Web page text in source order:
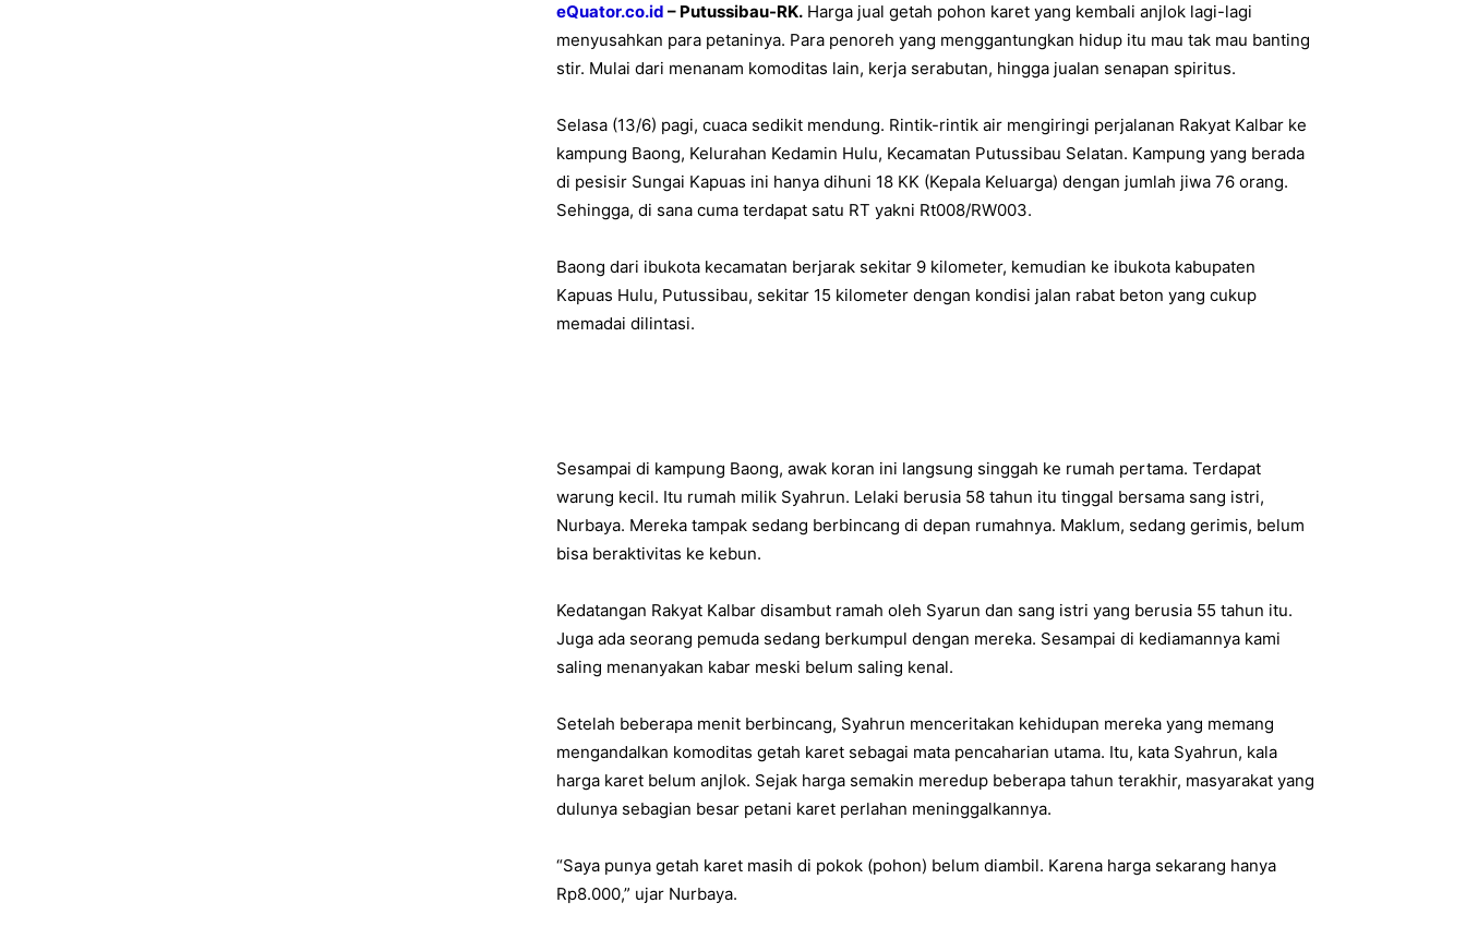
eQuator.co.id – Putussibau-RK. Harga jual getah pohon karet yang kembali anjlok lagi-lagi
menyusahkan para petaninya. Para penoreh yang menggantungkan hidup itu mau tak mau banting
stir. Mulai dari menanam komoditas lain, kerja serabutan, hingga jualan senapan spiritus.
Selasa (13/6) pagi, cuaca sedikit mendung. Rintik-rintik air mengiringi perjalanan Rakyat Kalbar ke
kampung Baong, Kelurahan Kedamin Hulu, Kecamatan Putussibau Selatan. Kampung yang berada
di pesisir Sungai Kapuas ini hanya dihuni 18 KK (Kepala Keluarga) dengan jumlah jiwa 76 orang.
Sehingga, di sana cuma terdapat satu RT yakni Rt008/RW003.
Baong dari ibukota kecamatan berjarak sekitar 9 kilometer, kemudian ke ibukota kabupaten
Kapuas Hulu, Putussibau, sekitar 15 kilometer dengan kondisi jalan rabat beton yang cukup
memadai dilintasi.
Sesampai di kampung Baong, awak koran ini langsung singgah ke rumah pertama. Terdapat
warung kecil. Itu rumah milik Syahrun. Lelaki berusia 58 tahun itu tinggal bersama sang istri,
Nurbaya. Mereka tampak sedang berbincang di depan rumahnya. Maklum, sedang gerimis, belum
bisa beraktivitas ke kebun.
Kedatangan Rakyat Kalbar disambut ramah oleh Syarun dan sang istri yang berusia 55 tahun itu.
Juga ada seorang pemuda sedang berkumpul dengan mereka. Sesampai di kediamannya kami
saling menanyakan kabar meski belum saling kenal.
Setelah beberapa menit berbincang, Syahrun menceritakan kehidupan mereka yang memang
mengandalkan komoditas getah karet sebagai mata pencaharian utama. Itu, kata Syahrun, kala
harga karet belum anjlok. Sejak harga semakin meredup beberapa tahun terakhir, masyarakat yang
dulunya sebagian besar petani karet perlahan meninggalkannya.
“Saya punya getah karet masih di pokok (pohon) belum diambil. Karena harga sekarang hanya
Rp8.000,” ujar Nurbaya.